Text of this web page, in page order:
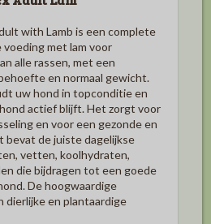
with Lamb is een complete
met lam voor
alle rassen, met een
en normaal gewicht.
uw hond in topconditie en
actief blijft. Het zorgt voor
en voor een gezonde en
bevat de juiste dagelijkse
vetten, koolhydraten,
die bijdragen tot een goede
De hoogwaardige
dierlijke en plantaardige